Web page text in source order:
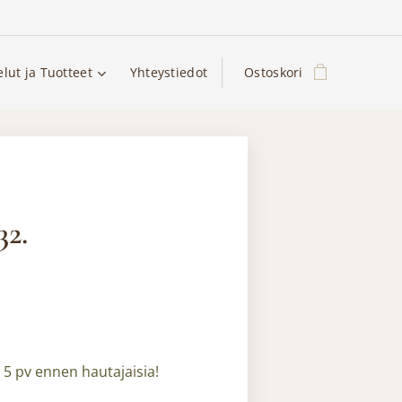
ja Tuotteet Yhteystiedot Ostoskori
pv ennen hautajaisia!